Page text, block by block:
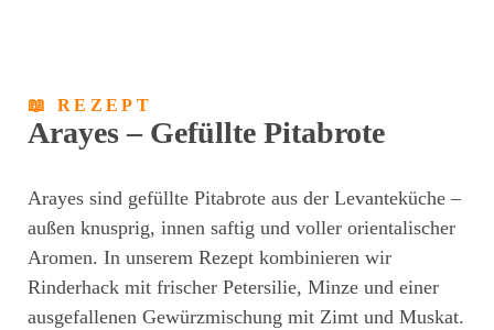
📖 REZEPT
Arayes – Gefüllte Pitabrote
Arayes sind gefüllte Pitabrote aus der Levanteküche –
außen knusprig, innen saftig und voller orientalischer
Aromen. In unserem Rezept kombinieren wir
Rinderhack mit frischer Petersilie, Minze und einer
ausgefallenen Gewürzmischung mit Zimt und Muskat.